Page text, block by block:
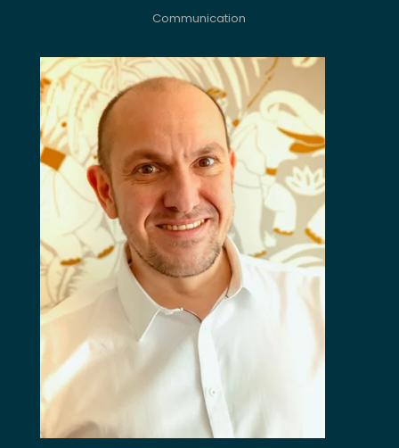
Communication